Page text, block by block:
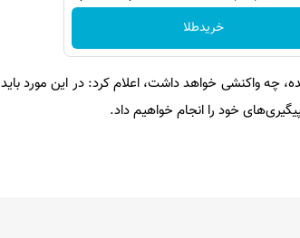
خریدطلا
چه واکنشی خواهد داشت، اعلام کرد: در این مورد باید
خود را انجام خواهیم داد.